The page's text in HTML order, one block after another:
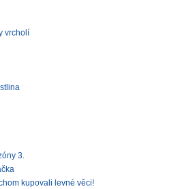
vrcholí
3.
kupovali levné věci!